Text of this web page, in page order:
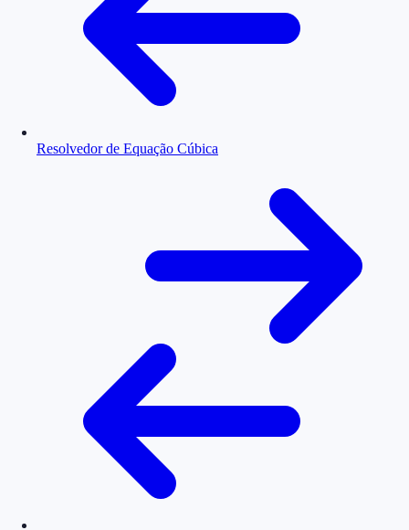
Resolvedor de Equação Cúbica